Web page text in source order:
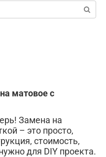
матовое с
Замена на
– это просто,
стоимость,
для DIY проекта.